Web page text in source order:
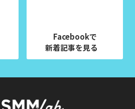
Facebookで
新着記事を見る